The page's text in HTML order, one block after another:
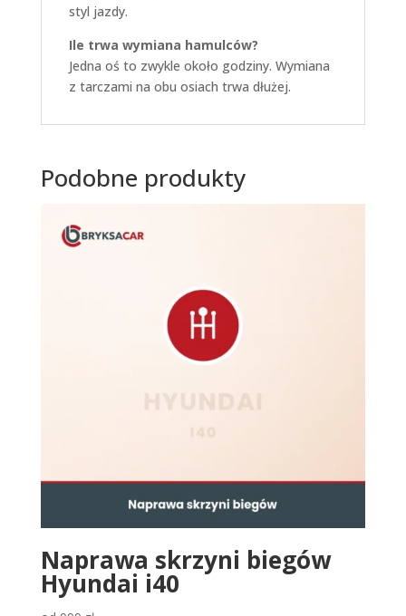
styl jazdy.
Ile trwa wymiana hamulców?
Jedna oś to zwykle około godziny. Wymiana
z tarczami na obu osiach trwa dłużej.
Podobne produkty
Naprawa skrzyni biegów
Hyundai i40